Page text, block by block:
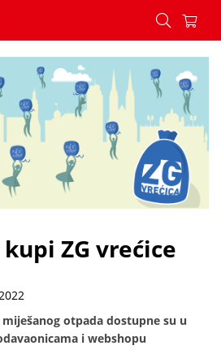
kupi ZG vrećice - Vijesti - Konzum
ZG vrećice
miješanog otpada dostupne su u
i webshopu